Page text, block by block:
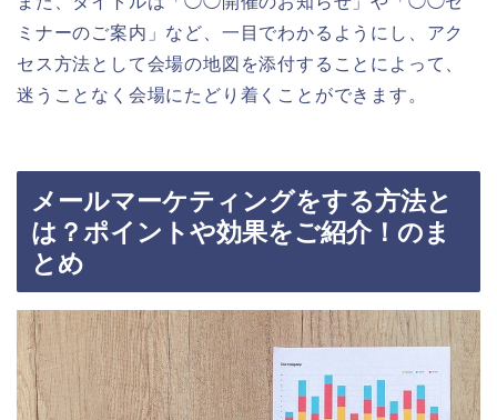
ミナーのご案内」など、一目でわかるようにし、アク
セス方法として会場の地図を添付することによって、
迷うことなく会場にたどり着くことができます。
メールマーケティングをする方法と
は？ポイントや効果をご紹介！のま
とめ